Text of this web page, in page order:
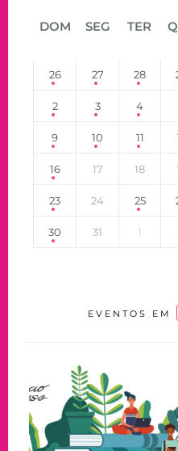
DOM SEG TER
26 27 28
2 3 4
9 10 11
16 17 18
23 24 25
30 31 1
EVENTOS EM